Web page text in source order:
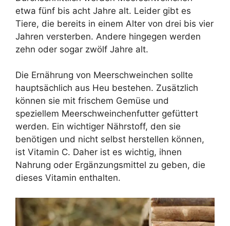
etwa fünf bis acht Jahre alt. Leider gibt es
Tiere, die bereits in einem Alter von drei bis vier
Jahren versterben. Andere hingegen werden
zehn oder sogar zwölf Jahre alt.
Die Ernährung von Meerschweinchen sollte
hauptsächlich aus Heu bestehen. Zusätzlich
können sie mit frischem Gemüse und
speziellem Meerschweinchenfutter gefüttert
werden. Ein wichtiger Nährstoff, den sie
benötigen und nicht selbst herstellen können,
ist Vitamin C. Daher ist es wichtig, ihnen
Nahrung oder Ergänzungsmittel zu geben, die
dieses Vitamin enthalten.